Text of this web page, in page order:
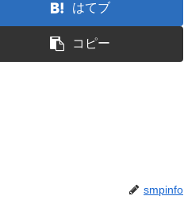
はてブ
コピー
smpinfo